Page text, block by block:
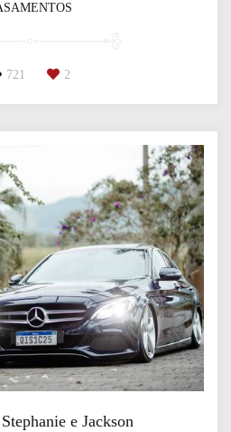
721 2
e Jackson